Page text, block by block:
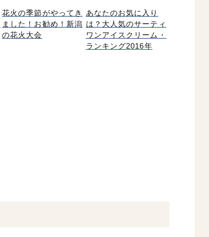
花火の季節がやってき
ました！お勧め！新潟
の花火大会
あなたのお気に入り
は？大人気のサーティ
ワンアイスクリーム・
ランキング2016年